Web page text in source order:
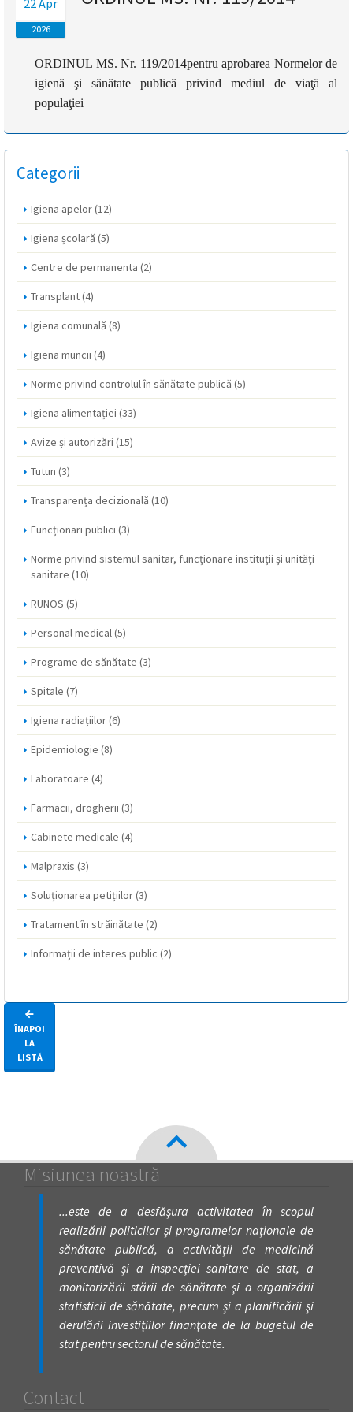
magyar
nyelvű
oldal
fejlesztés
alatt
van
Átiranyítás
nyelvű
oldalra
másodpercen
belül.
22 Apr
2026
ORDINUL MS. Nr. 119/2014pentru aprobarea Normelor de
igienă şi sănătate publică privind mediul de viaţă al
populaţiei
Categorii
Igiena apelor(12)
Igiena școlară (5)
Centre de permanenta (2)
Transplant(4)
Igiena comunală (8)
Igiena muncii (4)
Norme privind controlul în sănătate publică (5)
Igiena alimentației (33)
Avize și autorizări (15)
Tutun (3)
Transparența decizională (10)
Funcționari publici (3)
Norme privind sistemul sanitar, funcționare instituții și unități
sanitare (10)
RUNOS (5)
Personal medical(5)
Programe de sănătate (3)
Spitale (7)
Igiena radiațiilor(6)
Epidemiologie (8)
Laboratoare (4)
Farmacii, drogherii (3)
Cabinete medicale (4)
Malpraxis (3)
Soluționarea petițiilor(3)
Tratament în străinătate (2)
Informații de interes public (2)
ÎNAPOI
LA
LISTĂ
Misiunea noastră
...este de a desfăşura activitatea în scopul
realizării politicilor şi programelor naţionale de
sănătate publică, a activităţii de medicină
preventivă şi a inspecţiei sanitare de stat, a
monitorizării stării de sănătate şi a organizării
statisticii de sănătate, precum şi a planificării şi
derulării investiţiilor finanţate de la bugetul de
stat pentru sectorul de sănătate.
Contact